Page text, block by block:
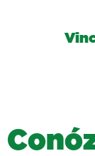
Conó